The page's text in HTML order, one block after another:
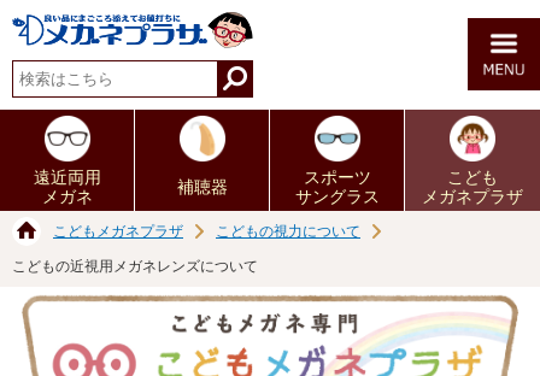
遠近両用
メガネ
補聴器
スポーツ
サングラス
こども
メガネプラザ
こどもメガネプラザ こどもの視力について
こどもの近視用メガネレンズについて